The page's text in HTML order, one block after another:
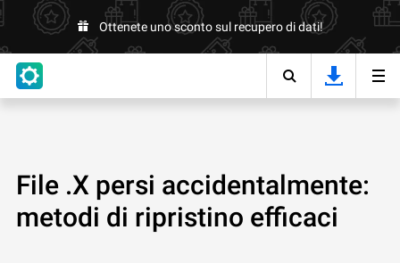
Ottenete uno sconto sul recupero di dati!
File .X persi accidentalmente:
metodi di ripristino efficaci